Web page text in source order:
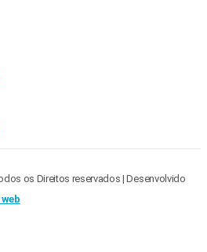
os Direitos reservados | Desenvolvido